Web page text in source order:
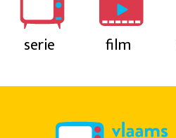
serie film